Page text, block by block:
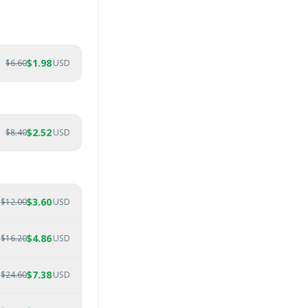
$6.60$1.98USD
$8.40$2.52USD
$12.00$3.60USD
$16.20$4.86USD
$24.60$7.38USD